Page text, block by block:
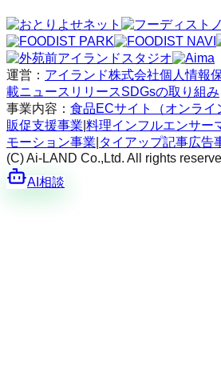
運営： アイランド株式会社個人情報
載ニュースリリースSDGsの取り組み
事業内容： 食品ECサイト（オンライ
販促支援事業 料理インフルエンサー
モーション事業 タイアップ記事広告
(C) Ai-LAND Co.,Ltd. All rights
AI相談